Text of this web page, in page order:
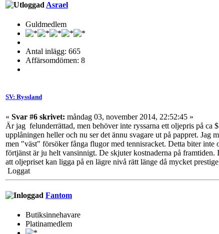
Asrael
Guldmedlem
Antal inlägg: 665
Affärsomdömen: 8
SV: Ryssland
« Svar #6 skrivet: måndag 03, november 2014, 22:52:45 »
Är jag felunderrättad, men behöver inte ryssarna ett oljepris på ca
upplåningen heller och nu ser det ännu svagare ut på pappret. Jag
men "väst" försöker fånga flugor med tennisracket. Detta biter
förtjänst är ju helt vansinnigt. De skjuter kostnaderna på
att oljepriset kan ligga på en lägre nivå rätt länge då mycket
Loggat
Fantom
Butiksinnehavare
Platinamedlem